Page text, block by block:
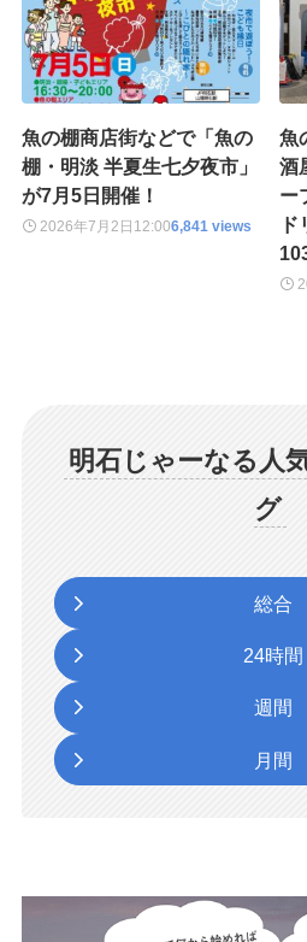
魚の棚商店街などで「魚の
棚・明淡 半夏生七夕夜市」
が7月5日開催！
2026年7月2日 12:006,841 views
魚
酒
ー
明石じゃーなる人
グ
総合
24時間
週間
月間